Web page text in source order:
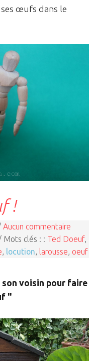
œufs dans le
!
Aucun commentaire
Mots clés : : Ted Doeuf,
, locution, larousse, oeuf
voisin pour faire
"